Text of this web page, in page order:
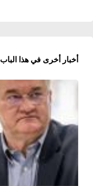
أخبار أخرى في هذا الباب